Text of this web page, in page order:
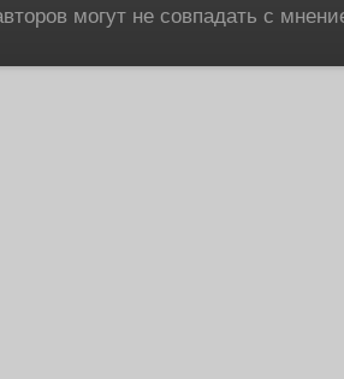
могут не совпадать с